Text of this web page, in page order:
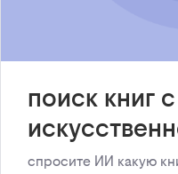
поиск книг
спросите ИИ какую